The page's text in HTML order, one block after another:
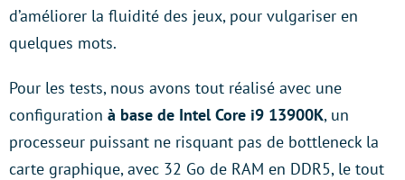
d’améliorer la fluidité des jeux, pour vulgariser en
quelques mots.
Pour les tests, nous avons tout réalisé avec une
configuration à base de Intel Core i9 13900K, un
processeur puissant ne risquant pas de bottleneck la
carte graphique, avec 32 Go de RAM en DDR5, le tout